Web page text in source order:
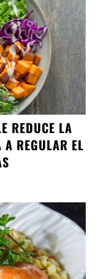
REDUCE LA
REGULAR EL